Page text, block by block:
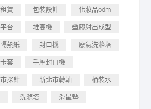
賃 包裝設計 化妝品odm
台 堆高機 塑膠射出成型
熱紙 封口機 廢氣洗滌塔
套 手壓封口機
探針 新北市轉軸 桶裝水
洗滌塔 滑鼠墊